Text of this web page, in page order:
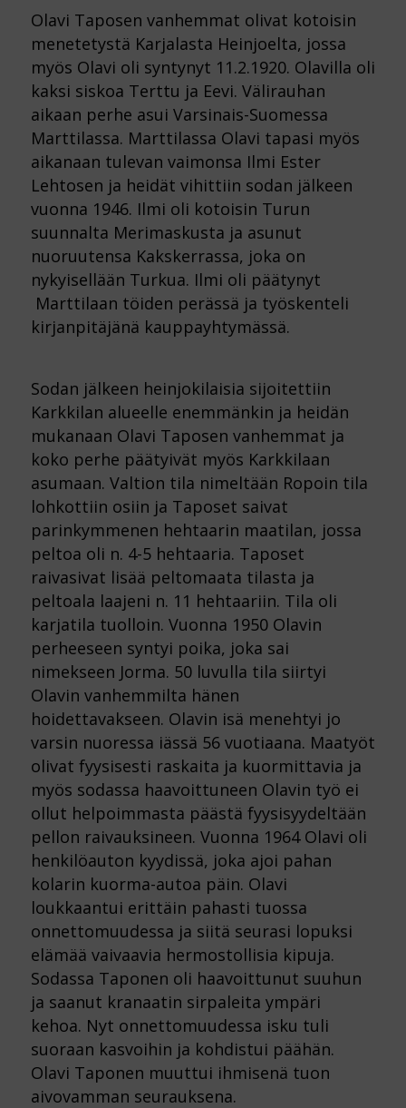
Olavi Taposen vanhemmat olivat kotoisin
menetetystä Karjalasta Heinjoelta, jossa
myös Olavi oli syntynyt 11.2.1920. Olavilla oli
kaksi siskoa Terttu ja Eevi. Välirauhan
aikaan perhe asui Varsinais-Suomessa
Marttilassa. Marttilassa Olavi tapasi myös
aikanaan tulevan vaimonsa Ilmi Ester
Lehtosen ja heidät vihittiin sodan jälkeen
vuonna 1946. Ilmi oli kotoisin Turun
suunnalta Merimaskusta ja asunut
nuoruutensa Kakskerrassa, joka on
nykyisellään Turkua. Ilmi oli päätynyt
Marttilaan töiden perässä ja työskenteli
kirjanpitäjänä kauppayhtymässä.
Sodan jälkeen heinjokilaisia sijoitettiin
Karkkilan alueelle enemmänkin ja heidän
mukanaan Olavi Taposen vanhemmat ja
koko perhe päätyivät myös Karkkilaan
asumaan. Valtion tila nimeltään Ropoin tila
lohkottiin osiin ja Taposet saivat
parinkymmenen hehtaarin maatilan, jossa
peltoa oli n. 4-5 hehtaaria. Taposet
raivasivat lisää peltomaata tilasta ja
peltoala laajeni n. 11 hehtaariin. Tila oli
karjatila tuolloin. Vuonna 1950 Olavin
perheeseen syntyi poika, joka sai
nimekseen Jorma. 50 luvulla tila siirtyi
Olavin vanhemmilta hänen
hoidettavakseen. Olavin isä menehtyi jo
varsin nuoressa iässä 56 vuotiaana. Maatyöt
olivat fyysisesti raskaita ja kuormittavia ja
myös sodassa haavoittuneen Olavin työ ei
ollut helpoimmasta päästä fyysisyydeltään
pellon raivauksineen. Vuonna 1964 Olavi oli
henkilöauton kyydissä, joka ajoi pahan
kolarin kuorma-autoa päin. Olavi
loukkaantui erittäin pahasti tuossa
onnettomuudessa ja siitä seurasi lopuksi
elämää vaivaavia hermostollisia kipuja.
Sodassa Taponen oli haavoittunut suuhun
ja saanut kranaatin sirpaleita ympäri
kehoa. Nyt onnettomuudessa isku tuli
suoraan kasvoihin ja kohdistui päähän.
Olavi Taponen muuttui ihmisenä tuon
aivovamman seurauksena.